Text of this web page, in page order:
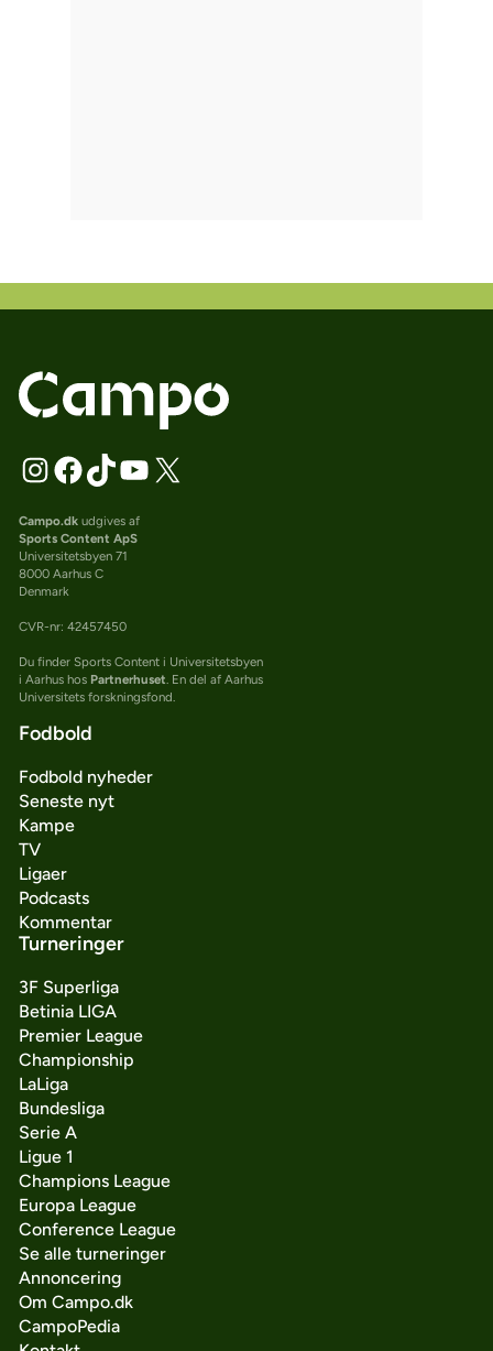
Campo.dkudgives af
Sports Content ApS
Universitetsbyen 71
8000 Aarhus C
Denmark
CVR-nr: 42457450
Du finder Sports Content i Universitetsbyen
i Aarhus hos Partnerhuset. En del af Aarhus
Universitets forskningsfond.
Fodbold
Fodbold nyheder
Seneste nyt
Kampe
TV
Ligaer
Podcasts
Kommentar
Turneringer
3F Superliga
Betinia LIGA
Premier League
Championship
LaLiga
Bundesliga
Serie A
Ligue 1
Champions League
Europa League
Conference League
Se alle turneringer
Annoncering
Om Campo.dk
CampoPedia